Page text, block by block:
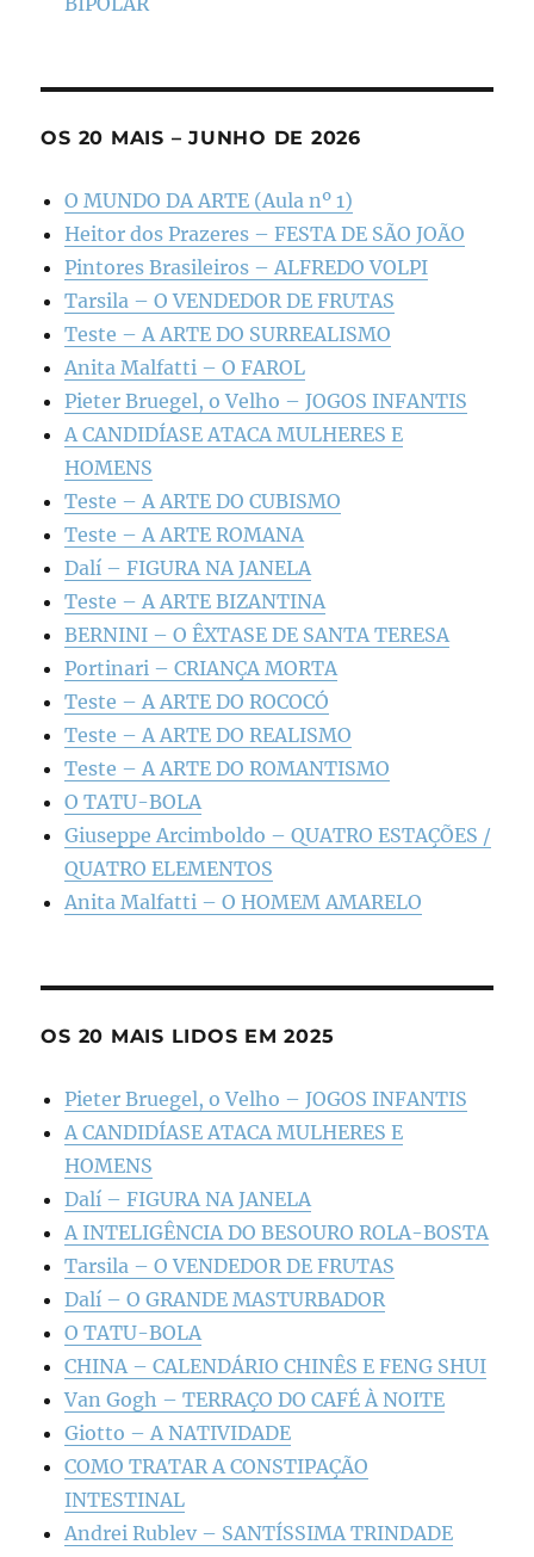
OS 20 MAIS – JUNHO DE 2026
O MUNDO DA ARTE (Aula nº 1)
Heitor dos Prazeres – FESTA DE SÃO JOÃO
Pintores Brasileiros – ALFREDO VOLPI
Tarsila – O VENDEDOR DE FRUTAS
Teste – A ARTE DO SURREALISMO
Anita Malfatti – O FAROL
Pieter Bruegel, o Velho – JOGOS INFANTIS
A CANDIDÍASE ATACA MULHERES E
HOMENS
Teste – A ARTE DO CUBISMO
Teste – A ARTE ROMANA
Dalí – FIGURA NA JANELA
Teste – A ARTE BIZANTINA
BERNINI – O ÊXTASE DE SANTA TERESA
Portinari – CRIANÇA MORTA
Teste – A ARTE DO ROCOCÓ
Teste – A ARTE DO REALISMO
Teste – A ARTE DO ROMANTISMO
O TATU-BOLA
Giuseppe Arcimboldo – QUATRO ESTAÇÕES /
QUATRO ELEMENTOS
Anita Malfatti – O HOMEM AMARELO
OS 20 MAIS LIDOS EM 2025
Pieter Bruegel, o Velho – JOGOS INFANTIS
A CANDIDÍASE ATACA MULHERES E
HOMENS
Dalí – FIGURA NA JANELA
A INTELIGÊNCIA DO BESOURO ROLA-BOSTA
Tarsila – O VENDEDOR DE FRUTAS
Dalí – O GRANDE MASTURBADOR
O TATU-BOLA
CHINA – CALENDÁRIO CHINÊS E FENG SHUI
Van Gogh – TERRAÇO DO CAFÉ À NOITE
Giotto – A NATIVIDADE
COMO TRATAR A CONSTIPAÇÃO
INTESTINAL
Andrei Rublev – SANTÍSSIMA TRINDADE